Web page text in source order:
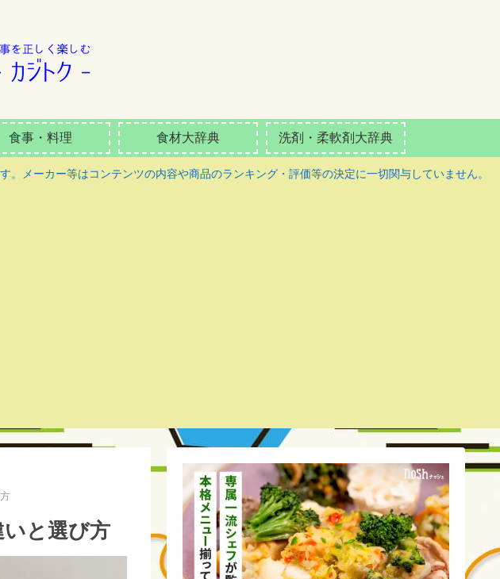
食事・料理 食材大辞典 洗剤・柔軟剤大辞典
メーカー等はコンテンツの内容や商品のランキング・評価等の決定に一切関与していません。
と選び方